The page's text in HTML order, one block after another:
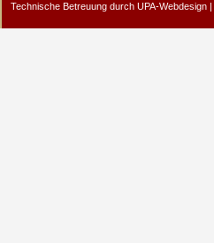
Technische Betreuung durch UPA-Webdesign |